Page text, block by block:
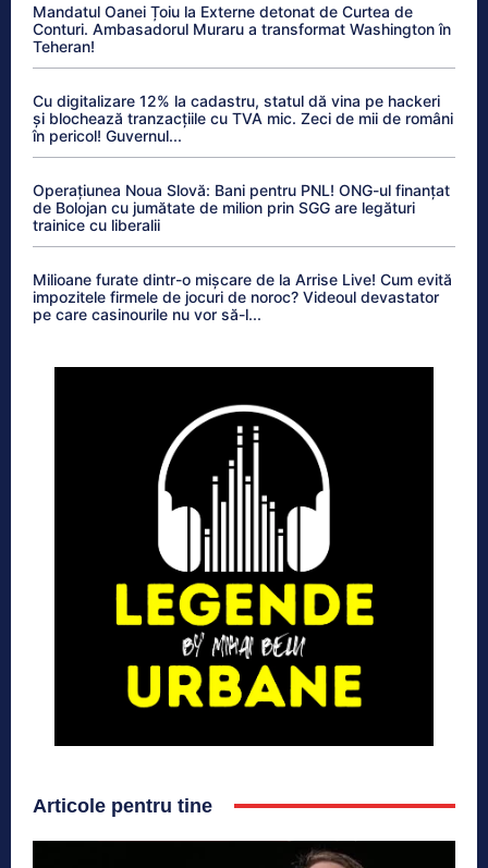
Mandatul Oanei Țoiu la Externe detonat de Curtea de
Conturi. Ambasadorul Muraru a transformat Washington în
Teheran!
Cu digitalizare 12% la cadastru, statul dă vina pe hackeri
și blochează tranzacțiile cu TVA mic. Zeci de mii de români
în pericol! Guvernul...
Operațiunea Noua Slovă: Bani pentru PNL! ONG-ul finanțat
de Bolojan cu jumătate de milion prin SGG are legături
trainice cu liberalii
Milioane furate dintr-o mișcare de la Arrise Live! Cum evită
impozitele firmele de jocuri de noroc? Videoul devastator
pe care casinourile nu vor să-l...
Articole pentru tine